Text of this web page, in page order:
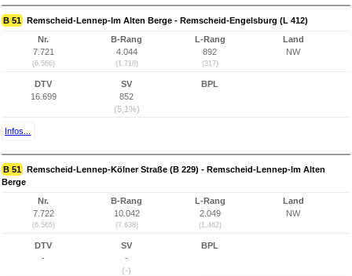
B 51 Remscheid-Lennep-Im Alten Berge - Remscheid-Engelsburg (L 412)
Nr.
7.721
(6.566)
B-Rang
4.044
(1.718)
L-Rang
892
(317)
Land
NW
DTV
16.699
SV
852
(5,1%)
BPL
Infos...
B 51 Remscheid-Lennep-Kölner Straße (B 229) - Remscheid-Lennep-Im Alten
Berge
Nr.
7.722
(6.565)
B-Rang
10.042
(7.638)
L-Rang
2.049
(1.462)
Land
NW
DTV
-
SV
-
(-)
BPL